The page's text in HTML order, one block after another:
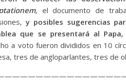
, el documento de
y posibles sugerencias
que se presentará al
a voto fueron divididos en 10
tres de angloparlantes, tres de